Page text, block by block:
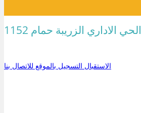
الحي الاداري الزريبة حمام 1152
الاستقبال التسجيل بالموقع للاتصال بنا